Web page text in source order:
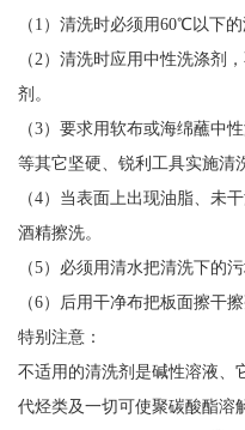
（1）清洗时必须用60℃以下的
（2）清洗时应用中性洗涤剂
剂。
（3）要求用软布或海绵蘸中
等其它坚硬、锐利工具实施清
（4）当表面上出现油脂、未
酒精擦洗。
（5）必须用清水把清洗下的
（6）后用干净布把板面擦干
特别注意：
不适用的清洗剂是碱性溶液、
代烃类及一切可使聚碳酸酯溶